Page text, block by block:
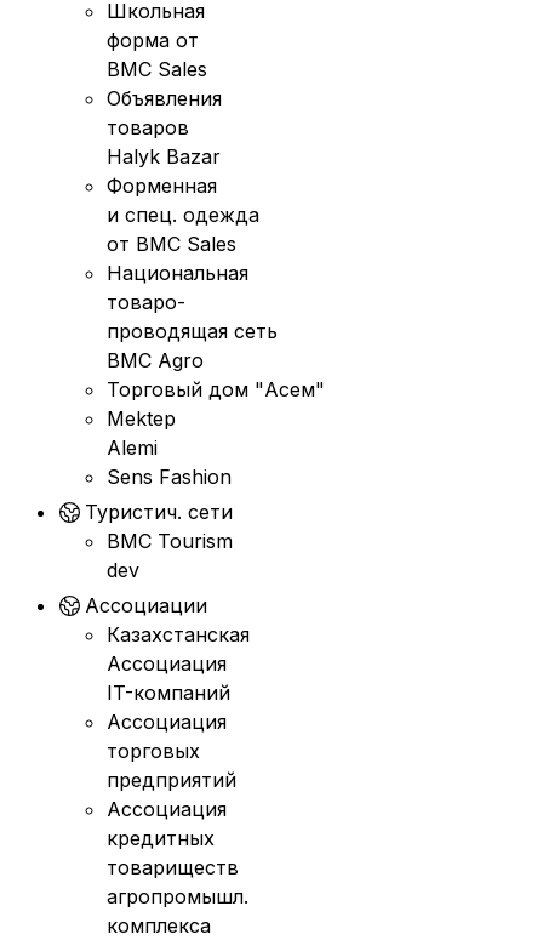
Школьная
форма от
BMC Sales
Объявления
товаров
Halyk Bazar
Форменная
и спец. одежда
от BMC Sales
Национальная
товаро-
проводящая сеть
BMC Agro
Торговый дом "Асем"
Mektep
Alemi
Sens Fashion
Туристич. сети
BMC Tourism
dev
Ассоциации
Казахстанская
Ассоциация
IT-компаний
Ассоциация
торговых
предприятий
Ассоциация
кредитных
товариществ
агропромышл.
комплекса